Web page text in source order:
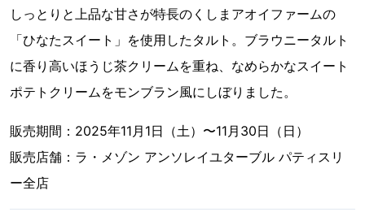
しっとりと上品な甘さが特長のくしまアオイファームの
「ひなたスイート」を使用したタルト。ブラウニータルト
に香り高いほうじ茶クリームを重ね、なめらかなスイート
ポテトクリームをモンブラン風にしぼりました。
販売期間：2025年11月1日（土）〜11月30日（日）
販売店舗：ラ・メゾン アンソレイユターブル パティスリ
ー全店